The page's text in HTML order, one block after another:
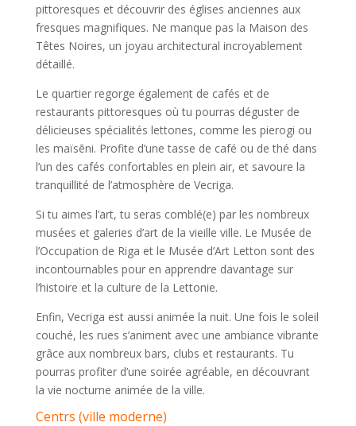
pittoresques et découvrir des églises anciennes aux
fresques magnifiques. Ne manque pas la Maison des
Têtes Noires, un joyau architectural incroyablement
détaillé.
Le quartier regorge également de cafés et de
restaurants pittoresques où tu pourras déguster de
délicieuses spécialités lettones, comme les pierogi ou
les maïsēni. Profite d’une tasse de café ou de thé dans
l’un des cafés confortables en plein air, et savoure la
tranquillité de l’atmosphère de Vecriga.
Si tu aimes l’art, tu seras comblé(e) par les nombreux
musées et galeries d’art de la vieille ville. Le Musée de
l’Occupation de Riga et le Musée d’Art Letton sont des
incontournables pour en apprendre davantage sur
l’histoire et la culture de la Lettonie.
Enfin, Vecriga est aussi animée la nuit. Une fois le soleil
couché, les rues s’animent avec une ambiance vibrante
grâce aux nombreux bars, clubs et restaurants. Tu
pourras profiter d’une soirée agréable, en découvrant
la vie nocturne animée de la ville.
Centrs (ville moderne)